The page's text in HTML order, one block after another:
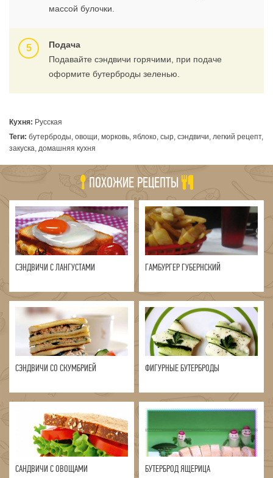
массой булочки.
Подача
Подавайте сэндвичи горячими, при подаче
оформите бутерброды зеленью.
Кухня: Русская
Теги: бутерброды, овощи, морковь, яблоко, сыр, сэндвичи, легкий рецепт,
закуска, домашняя кухня
ПОХОЖИЕ РЕЦЕПТЫ
СЭНДВИЧИ С ЛАНГУСТАМИ ГАМБУРГЕР ГУБЕРНСКИЙ
СЭНДВИЧИ СО СКУМБРИЕЙ ФИГУРНЫЕ БУТЕРБРОДЫ
САНДВИЧИ С ОВОЩАМИ БУТЕРБРОД ЯЩЕРИЦА